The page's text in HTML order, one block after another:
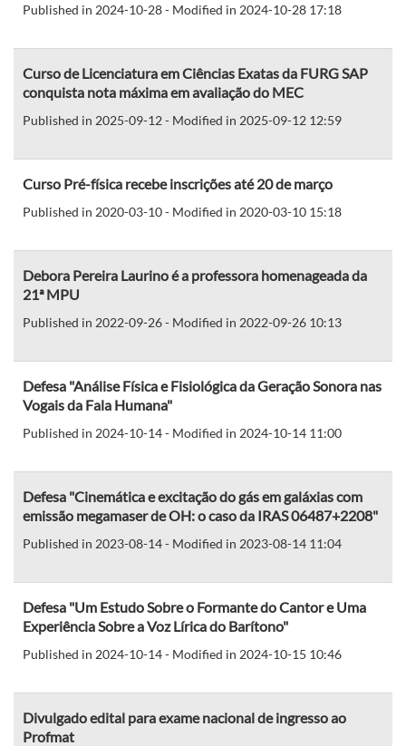
Published in 2024-10-28 - Modified in 2024-10-28 17:18
Curso de Licenciatura em Ciências Exatas da FURG SAP
conquista nota máxima em avaliação do MEC
Published in 2025-09-12 - Modified in 2025-09-12 12:59
Curso Pré-física recebe inscrições até 20 de março
Published in 2020-03-10 - Modified in 2020-03-10 15:18
Debora Pereira Laurino é a professora homenageada da
21ª MPU
Published in 2022-09-26 - Modified in 2022-09-26 10:13
Defesa "Análise Física e Fisiológica da Geração Sonora nas
Vogais da Fala Humana"
Published in 2024-10-14 - Modified in 2024-10-14 11:00
Defesa "Cinemática e excitação do gás em galáxias com
emissão megamaser de OH: o caso da IRAS 06487+2208"
Published in 2023-08-14 - Modified in 2023-08-14 11:04
Defesa "Um Estudo Sobre o Formante do Cantor e Uma
Experiência Sobre a Voz Lírica do Barítono"
Published in 2024-10-14 - Modified in 2024-10-15 10:46
Divulgado edital para exame nacional de ingresso ao
Profmat